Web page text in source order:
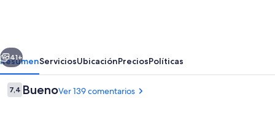
Siguiente
41+
ResumenServiciosUbicaciónPreciosPolíticas
Comentarios
7,47,4 de 10
BuenoVer 139 comentarios